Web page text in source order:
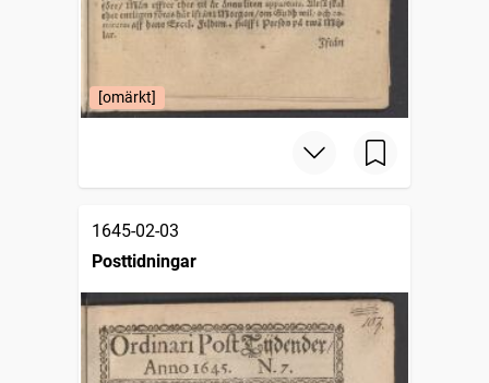
[omärkt]
1645-02-03
Posttidningar